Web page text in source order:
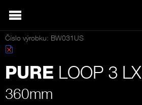
Číslo výrobku: BW031US
PURE LOOP 3 LX
360mm